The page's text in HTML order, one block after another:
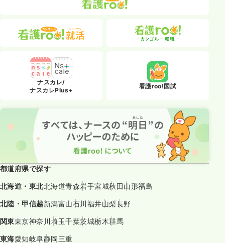
ナスカレ/
ナスカレPlus+
看護roo!国試
都道府県で探す
北海道・東北北海道青森岩手宮城秋田山形福島
北陸・甲信越新潟富山石川福井山梨長野
関東東京神奈川埼玉千葉茨城栃木群馬
東海愛知岐阜静岡三重